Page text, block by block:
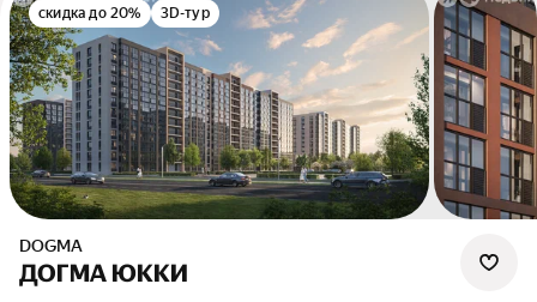
скидка до 20% 3D-тур
DOGMA
ДОГМА ЮККИ